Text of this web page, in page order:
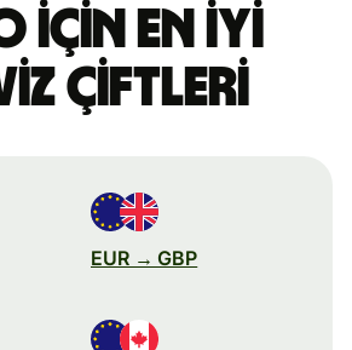
için en iyi
çiftleri
EUR → GBP